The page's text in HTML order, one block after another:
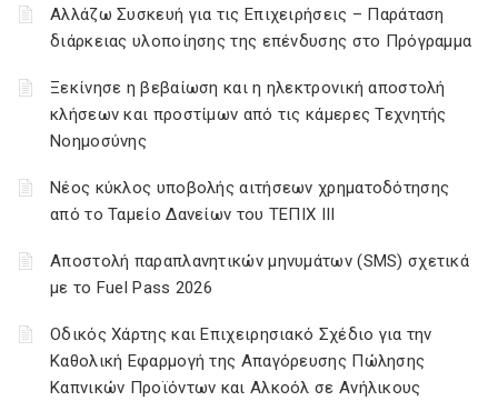
Αλλάζω Συσκευή για τις Επιχειρήσεις – Παράταση
διάρκειας υλοποίησης της επένδυσης στο Πρόγραμμα
Ξεκίνησε η βεβαίωση και η ηλεκτρονική αποστολή
κλήσεων και προστίμων από τις κάμερες Τεχνητής
Νοημοσύνης
Νέος κύκλος υποβολής αιτήσεων χρηματοδότησης
από το Ταμείο Δανείων του ΤΕΠΙΧ ΙΙΙ
Αποστολή παραπλανητικών μηνυμάτων (SMS) σχετικά
με το Fuel Pass 2026
Οδικός Χάρτης και Επιχειρησιακό Σχέδιο για την
Καθολική Εφαρμογή της Απαγόρευσης Πώλησης
Καπνικών Προϊόντων και Αλκοόλ σε Ανήλικους